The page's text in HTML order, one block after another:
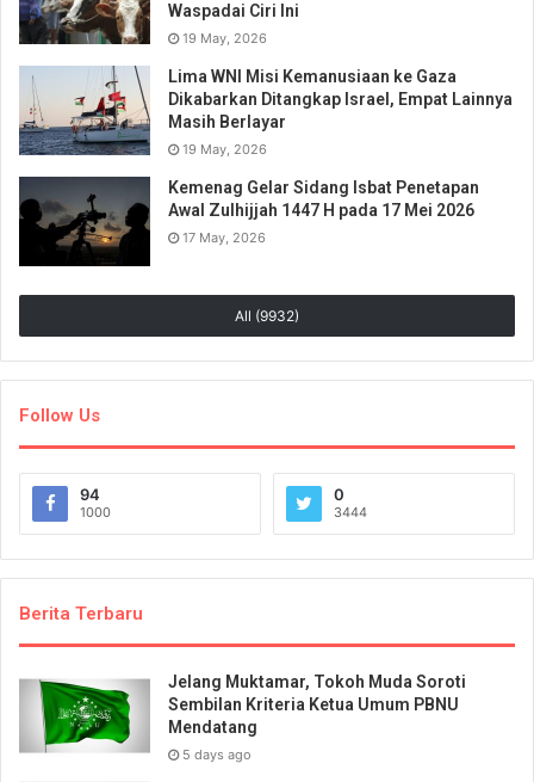
Waspadai Ciri Ini
19 May, 2026
Lima WNI Misi Kemanusiaan ke Gaza
Dikabarkan Ditangkap Israel, Empat Lainnya
Masih Berlayar
19 May, 2026
Kemenag Gelar Sidang Isbat Penetapan
Awal Zulhijjah 1447 H pada 17 Mei 2026
17 May, 2026
All (9932)
Follow Us
94
1000
0
3444
Berita Terbaru
Jelang Muktamar, Tokoh Muda Soroti
Sembilan Kriteria Ketua Umum PBNU
Mendatang
5 days ago